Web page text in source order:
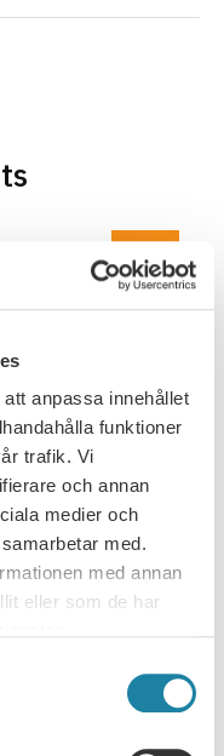
anpassa innehållet
funktioner
trafik. Vi
och annan
medier och
med.
med annan
eller som de har
16
SEP
AI och nya
– men också nya
och
lära och leda sig
your salary